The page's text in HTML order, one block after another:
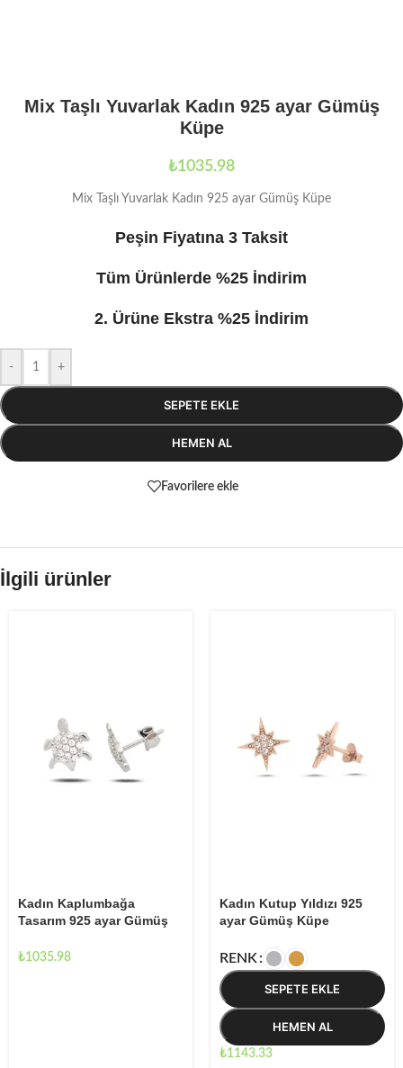
Mix Taşlı Yuvarlak Kadın 925 ayar Gümüş
Küpe
₺1035.98
Mix Taşlı Yuvarlak Kadın 925 ayar Gümüş Küpe
Peşin Fiyatına 3 Taksit
Tüm Ürünlerde %25 İndirim
2. Ürüne Ekstra %25 İndirim
- +
SEPETE EKLE
HEMEN AL
Favorilere ekle
İlgili ürünler
Kadın Kaplumbağa
Tasarım 925 ayar Gümüş
₺1035.98
Kadın Kutup Yıldızı 925
ayar Gümüş Küpe
RENK
SEPETE EKLE
HEMEN AL
₺1143.33